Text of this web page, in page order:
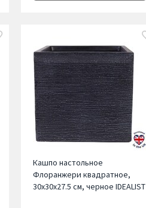
Кашпо настольное
Флоранжери квадратное,
30х30х27.5 см, черное IDEALIST